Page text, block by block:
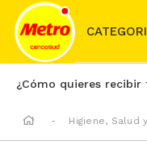
¿Cómo quieres recibir
Higiene, Salud